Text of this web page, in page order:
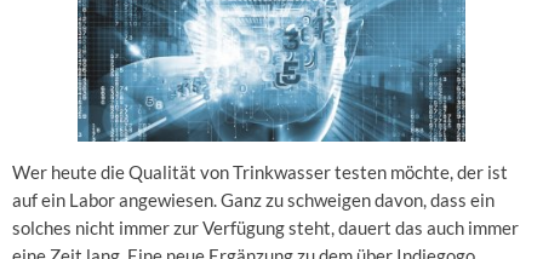
Wer heute die Qualität von Trinkwasser testen möchte, der ist
auf ein Labor angewiesen. Ganz zu schweigen davon, dass ein
solches nicht immer zur Verfügung steht, dauert das auch immer